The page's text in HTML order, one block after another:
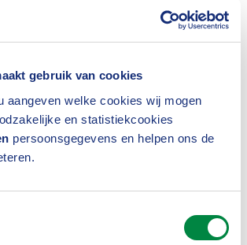
gebruik van cookies
aangeven welke cookies wij mogen
en statistiekcookies
persoonsgegevens en helpen ons de
klanten, maar ook voor
zijn beter beschermd en
want volgens Vilten verdwijnen
zeven vrachten. "Hierbij gaat het
metalen en elektronica.
dit dan echt de bedoeling is of dat
de verkeerde lading te pakken